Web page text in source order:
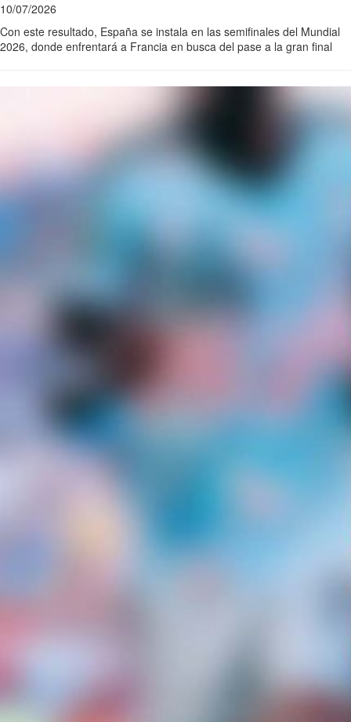
10/07/2026
Con este resultado, España se instala en las semifinales del Mundial
2026, donde enfrentará a Francia en busca del pase a la gran final